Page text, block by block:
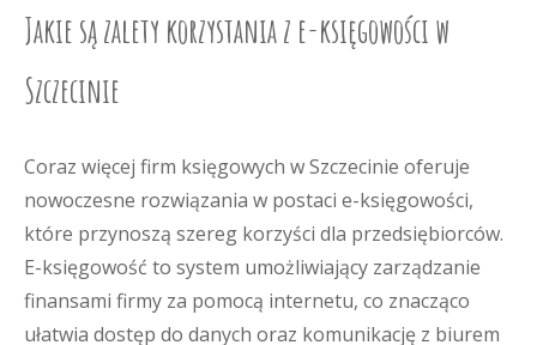
Jakie są zalety korzystania z e-księgowości w
Szczecinie
Coraz więcej firm księgowych w Szczecinie oferuje
nowoczesne rozwiązania w postaci e-księgowości,
które przynoszą szereg korzyści dla przedsiębiorców.
E-księgowość to system umożliwiający zarządzanie
finansami firmy za pomocą internetu, co znacząco
ułatwia dostęp do danych oraz komunikację z biurem